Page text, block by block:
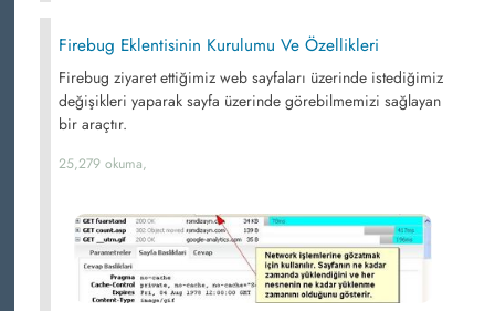
Firebug Eklentisinin Kurulumu Ve Özellikleri
Firebug ziyaret ettiğimiz web sayfaları üzerinde istediğimiz
değişikleri yaparak sayfa üzerinde görebilmemizi sağlayan
bir araçtır.
25,279 okuma,